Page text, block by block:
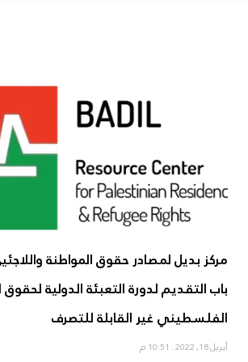
مركز بديل لمصادر حقوق المواطنة
باب التقديم لدورة التعبئة الدولية
الفلسطيني غير القابلة للتصرف
أبريل 18, 2022